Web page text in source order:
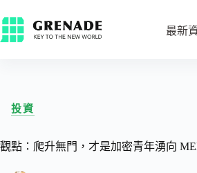
最新
投資
觀點：爬升無門，才是加密青年湧向